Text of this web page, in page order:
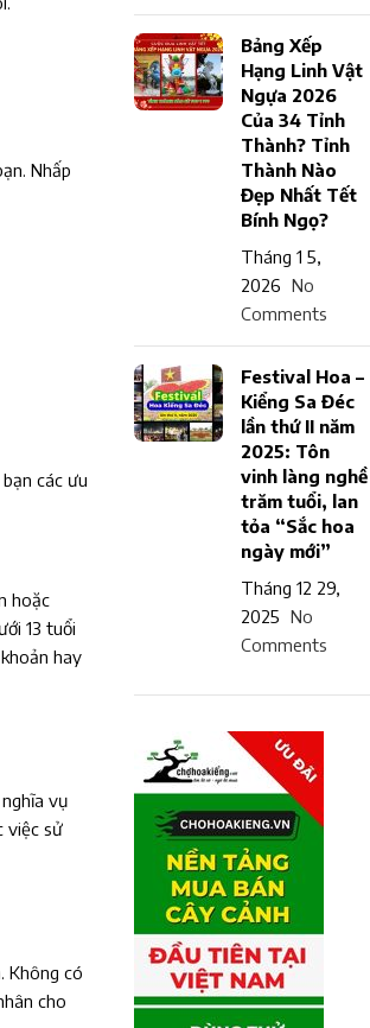
Nhấp
các ưu
hoặc
13 tuổi
hay
vụ
việc sử
Không có
cho
Bảng Xếp
Hạng Linh Vật
Ngựa 2026
Của 34 Tỉnh
Thành? Tỉnh
Thành Nào
Đẹp Nhất Tết
Bính Ngọ?
Tháng 1 5,
2026 No
Comments
Festival Hoa –
Kiểng Sa Đéc
lần thứ II năm
2025: Tôn
vinh làng nghề
trăm tuổi, lan
tỏa “Sắc hoa
ngày mới”
Tháng 12 29,
2025 No
Comments